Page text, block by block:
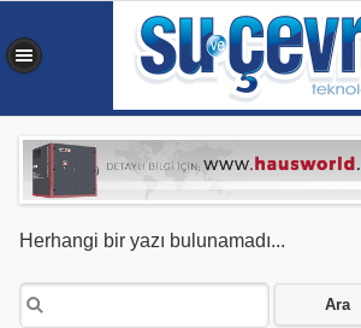
Herhangi bir yazı bulunamadı...
Ara
0,063 sn